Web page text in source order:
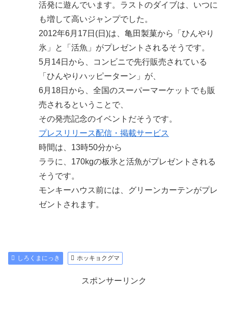
活発に遊んでいます。ラストのダイブは、いつに
も増して高いジャンプでした。
2012年6月17日(日)は、亀田製菓から「ひんやり
氷」と「活魚」がプレゼントされるそうです。
5月14日から、コンビニで先行販売されている
「ひんやりハッピーターン」が、
6月18日から、全国のスーパーマーケットでも販
売されるということで、
その発売記念のイベントだそうです。
プレスリリース配信・掲載サービス
時間は、13時50分から
ララに、170kgの板氷と活魚がプレゼントされる
そうです。
モンキーハウス前には、グリーンカーテンがプレ
ゼントされます。
しろくまにっき ホッキョクグマ
スポンサーリンク